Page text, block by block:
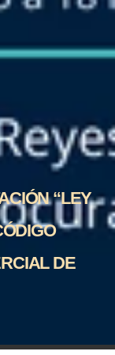
“LEY
DE